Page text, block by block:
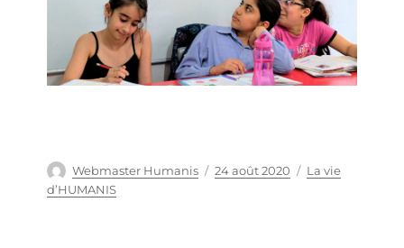
Auteur
Webmaster Humanis
Publié
24 août 2020 Catégories
La vie
d’HUMANIS